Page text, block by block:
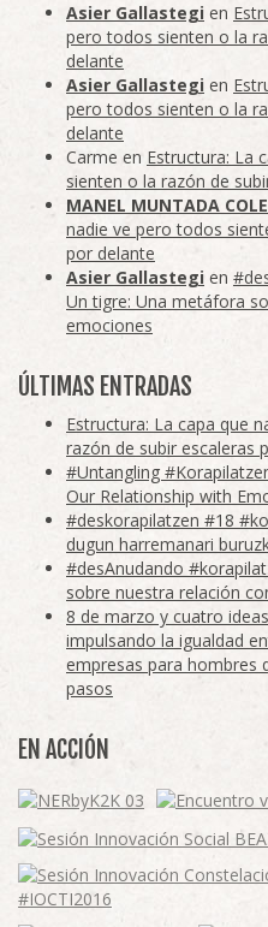
Asier Gallastegi en
pero todos sienten o la
delante
Asier Gallastegi en
pero todos sienten o la
delante
Carme en Estructura: La
sienten o la razón de
MANEL MUNTADA
nadie ve pero todos
por delante
Asier Gallastegi en
Un tigre: Una metáfora
emociones
ÚLTIMAS ENTRADAS
Estructura: La capa que
razón de subir escaleras
#Untangling
Our Relationship with
#deskorapilatzen #18
dugun harremanari
#desAnudando
sobre nuestra relación
8 de marzo y cuatro
impulsando la igualdad
empresas para hombres
pasos
EN ACCIÓN